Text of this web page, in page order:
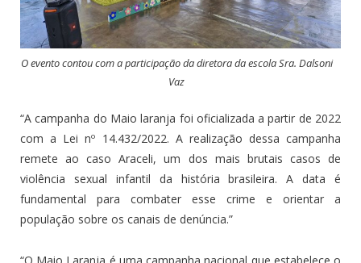
O evento contou com a participação da diretora da escola Sra. Dalsoni
Vaz
“A campanha do Maio laranja foi oficializada a partir de 2022
com a Lei nº 14.432/2022. A realização dessa campanha
remete ao caso Araceli, um dos mais brutais casos de
violência sexual infantil da história brasileira. A data é
fundamental para combater esse crime e orientar a
população sobre os canais de denúncia.”